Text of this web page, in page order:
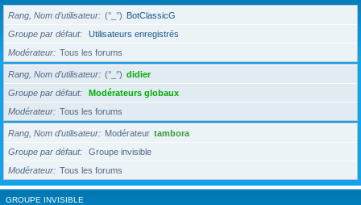
Rang, Nom d’utilisateur (°_°) BotClassicG
Groupe par défaut
Utilisateurs enregistrés
Modérateur
Tous les forums
Rang, Nom d’utilisateur (°_°) didier
Groupe par défaut
Modérateurs globaux
Modérateur
Tous les forums
Rang, Nom d’utilisateur Modérateur tambora
Groupe par défaut
Groupe invisible
Modérateur
Tous les forums
GROUPE INVISIBLE